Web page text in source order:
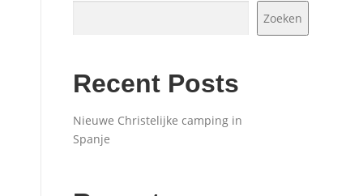
Zoeken
Recent Posts
Nieuwe Christelijke camping in
Spanje